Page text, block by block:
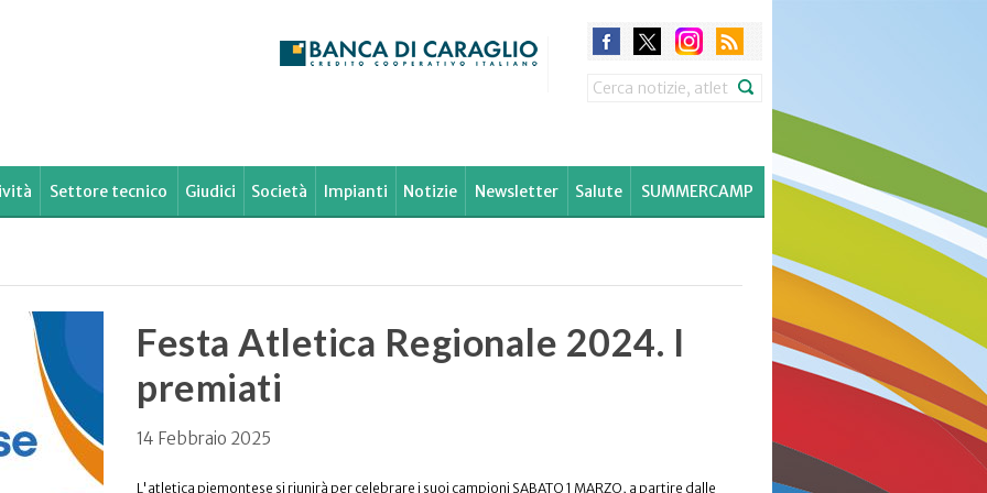
Search
Settore tecnico Giudici Società Impianti Notizie Newsletter Salute SUMMERCAMP
Festa Atletica Regionale 2024. I
premiati
14 Febbraio 2025
L'atletica piemontese si riunirà per celebrare i suoi campioni SABATO 1 MARZO, a partire dalle